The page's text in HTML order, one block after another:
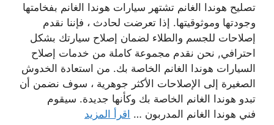
تصليح هوندا الغانم تشتهر سيارات هوندا الغانم بفخامتها
وجودتها وموثوقيتها. إذا تعرضت لحادث ، فإننا نقدم
إصلاحات للجسم والطلاء لضمان إصلاح سيارتك بشكل
احترافي, نحن نقدم مجموعة كاملة من خدمات إصلاح
السيارات هوندا الغانم الخاصة بك. من استعادة الخدوش
الصغيرة إلى الإصلاحات الأكثر جوهرية ، سوف نضمن أن
تبدو هوندا الغانم الخاصة بك وكأنها جديدة. سيقوم
فني هوندا الغانم المدربون … اقرأ المزيد